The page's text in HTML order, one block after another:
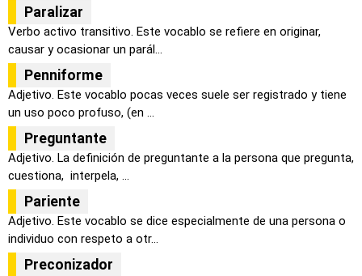
Paralizar
Verbo activo transitivo. Este vocablo se refiere en originar,
causar y ocasionar un parál...
Penniforme
Adjetivo. Este vocablo pocas veces suele ser registrado y tiene
un uso poco profuso, (en ...
Preguntante
Adjetivo. La definición de preguntante a la persona que pregunta,
cuestiona, interpela, ...
Pariente
Adjetivo. Este vocablo se dice especialmente de una persona o
individuo con respeto a otr...
Preconizador